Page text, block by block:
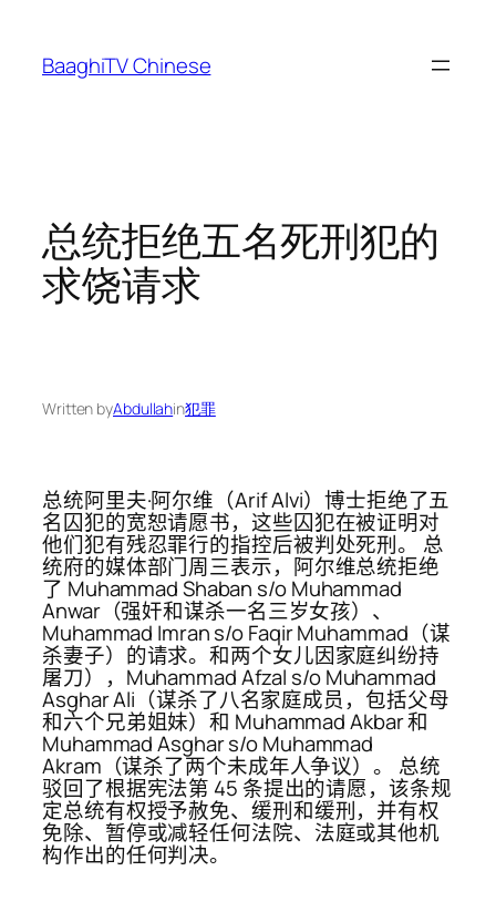
content
BaaghiTV Chinese
总统拒绝五名死刑犯的
求饶请求
Written byAbdullahin犯罪
总统阿里夫·阿尔维（Arif Alvi）博士拒绝了五
名囚犯的宽恕请愿书，这些囚犯在被证明对
他们犯有残忍罪行的指控后被判处死刑。 总
统府的媒体部门周三表示，阿尔维总统拒绝
了 Muhammad Shaban s/o Muhammad
Anwar（强奸和谋杀一名三岁女孩）、
Muhammad Imran s/o Faqir Muhammad（谋
杀妻子）的请求。和两个女儿因家庭纠纷持
屠刀），Muhammad Afzal s/o Muhammad
Asghar Ali（谋杀了八名家庭成员，包括父母
和六个兄弟姐妹）和 Muhammad Akbar 和
Muhammad Asghar s/o Muhammad
Akram（谋杀了两个未成年人争议）。 总统
驳回了根据宪法第 45 条提出的请愿，该条规
定总统有权授予赦免、缓刑和缓刑，并有权
免除、暂停或减轻任何法院、法庭或其他机
构作出的任何判决。